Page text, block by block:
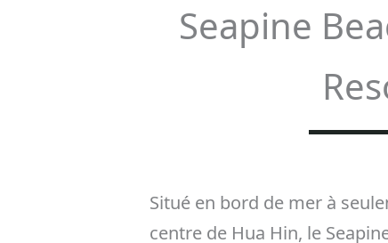
Seapine
Situé en bord de mer à
centre de Hua Hin, le